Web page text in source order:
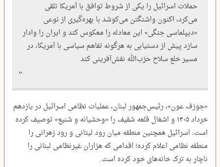
حملات اسرائیل را یکی از شروط توافق با آمریکا تلقی
می‌کرد، اکنون واشنگتن می‌کوشد با بهره‌گیری از نوعی
«دیپلماسی جنگی» این معادله را معکوس کند و ایران را وادار
سازد پیش از دستیابی به هرگونه تفاهم سیاسی با آمریکا، در
مسیر خلع سلاح حزب‌الله نقش‌آفرینی کند
«جوزف عون»، رئیس‌جمهور لبنان، عملیات نظامی اسرائیل در یازدهم
خرداد ۱۴۰۵ و اشغال قلعه شقیف را «وحشیانه و شنیع» توصیف کرده
است. اسرائیل همچنین منطقه میان رود لیتانی و رود زهرانی را
منطقه نظامی اعلام کرده؛ اقدامی که هزاران غیرنظامی لبنانی را
ناچار به ترک خانه‌های خود کرده است.